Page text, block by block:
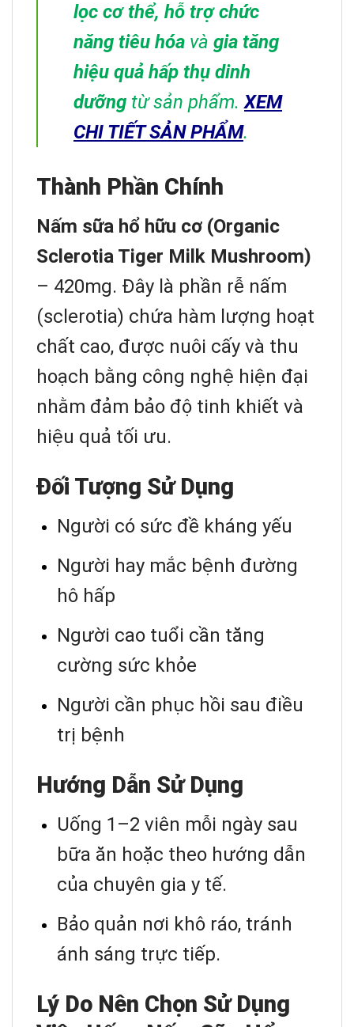
lọc cơ thể, hỗ trợ chức
năng tiêu hóa và gia tăng
hiệu quả hấp thụ dinh
dưỡng từ sản phẩm.XEM
CHI TIẾT SẢN PHẨM.
Thành Phần Chính
Nấm sữa hổ hữu cơ (Organic
Sclerotia Tiger Milk Mushroom)
– 420mg. Đây là phần rễ nấm
(sclerotia) chứa hàm lượng hoạt
chất cao, được nuôi cấy và thu
hoạch bằng công nghệ hiện đại
nhằm đảm bảo độ tinh khiết và
hiệu quả tối ưu.
Đối Tượng Sử Dụng
Người có sức đề kháng yếu
Người hay mắc bệnh đường
hô hấp
Người cao tuổi cần tăng
cường sức khỏe
Người cần phục hồi sau điều
trị bệnh
Hướng Dẫn Sử Dụng
Uống 1–2 viên mỗi ngày sau
bữa ăn hoặc theo hướng dẫn
của chuyên gia y tế.
Bảo quản nơi khô ráo, tránh
ánh sáng trực tiếp.
Lý Do Nên Chọn Sử Dụng